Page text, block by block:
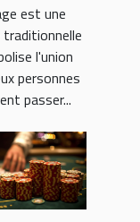
de
en
est une
l'union
personnes
passer...